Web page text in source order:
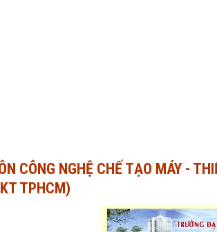
CÔNG NGHỆ CHẾ TẠO MÁY -
TPHCM)